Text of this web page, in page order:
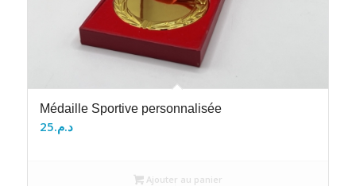
Médaille Sportive personnalisée
د.م.25
Ajouter au panier